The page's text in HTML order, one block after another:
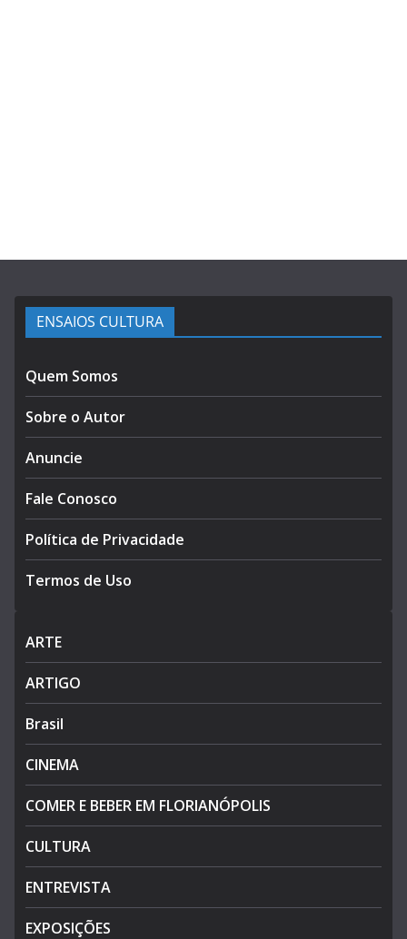
ENSAIOS CULTURA
Quem Somos
Sobre o Autor
Anuncie
Fale Conosco
Política de Privacidade
Termos de Uso
ARTE
ARTIGO
Brasil
CINEMA
COMER E BEBER EM FLORIANÓPOLIS
CULTURA
ENTREVISTA
EXPOSIÇÕES